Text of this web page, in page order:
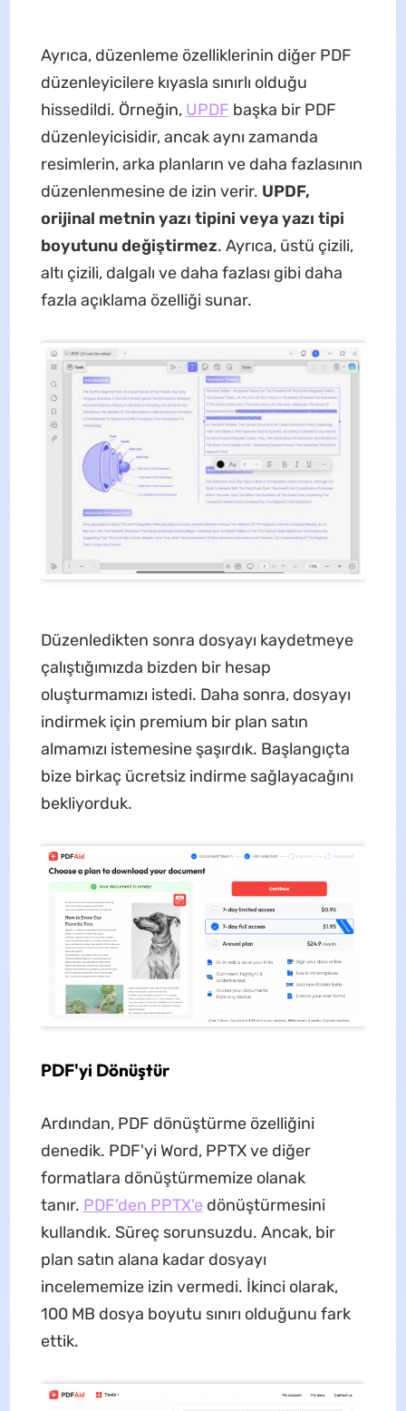
Ayrıca, düzenleme özelliklerinin diğer PDF
düzenleyicilere kıyasla sınırlı olduğu
hissedildi. Örneğin, UPDF başka bir PDF
düzenleyicisidir, ancak aynı zamanda
resimlerin, arka planların ve daha fazlasının
düzenlenmesine de izin verir. UPDF,
orijinal metnin yazı tipini veya yazı tipi
boyutunu değiştirmez. Ayrıca, üstü çizili,
altı çizili, dalgalı ve daha fazlası gibi daha
fazla açıklama özelliği sunar.
Düzenledikten sonra dosyayı kaydetmeye
çalıştığımızda bizden bir hesap
oluşturmamızı istedi. Daha sonra, dosyayı
indirmek için premium bir plan satın
almamızı istemesine şaşırdık. Başlangıçta
bize birkaç ücretsiz indirme sağlayacağını
bekliyorduk.
PDF'yi Dönüştür
Ardından, PDF dönüştürme özelliğini
denedik. PDF'yi Word, PPTX ve diğer
formatlara dönüştürmemize olanak
tanır. PDF'den PPTX'e dönüştürmesini
kullandık. Süreç sorunsuzdu. Ancak, bir
plan satın alana kadar dosyayı
incelememize izin vermedi. İkinci olarak,
100 MB dosya boyutu sınırı olduğunu fark
ettik.